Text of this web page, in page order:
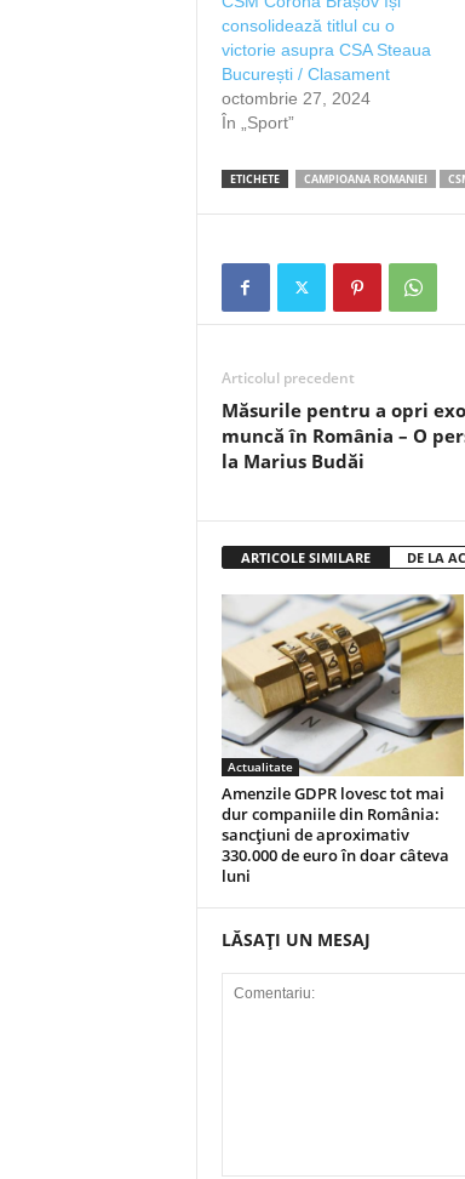
consolidează titlul cu o
victorie asupra CSA Steaua
București / Clasament
octombrie 27, 2024
În „Sport”
ETICHETE CAMPIOANA ROMANIEI
Articolul precedent
Măsurile pentru a opri
muncă în România – O
la Marius Budăi
ARTICOLE SIMILARE DE LA
Actualitate
Amenzile GDPR lovesc tot mai
dur companiile din România:
sancțiuni de aproximativ
330.000 de euro în doar câteva
luni
LĂSAȚI UN MESAJ